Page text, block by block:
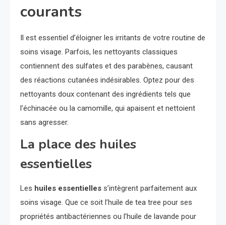
courants
Il est essentiel d’éloigner les irritants de votre routine de
soins visage. Parfois, les nettoyants classiques
contiennent des sulfates et des parabènes, causant
des réactions cutanées indésirables. Optez pour des
nettoyants doux contenant des ingrédients tels que
l’échinacée ou la camomille, qui apaisent et nettoient
sans agresser.
La place des huiles
essentielles
Les huiles essentielles s’intègrent parfaitement aux
soins visage. Que ce soit l’huile de tea tree pour ses
propriétés antibactériennes ou l’huile de lavande pour